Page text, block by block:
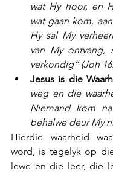
wat Hy hoor, en
wat gaan kom,
Hy sal My
van My ontvang,
verkondig” (Joh
Jesus is die
weg en die
Niemand kom
behalwe deur My
Hierdie waarheid
word, is tegelyk op
lewe en die leer, die